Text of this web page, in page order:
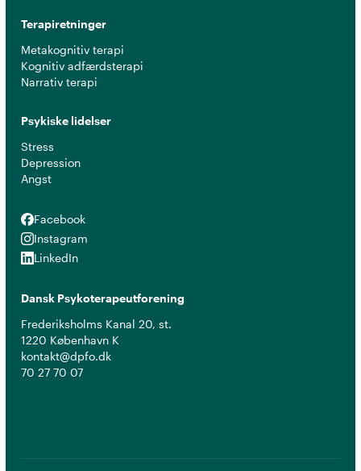
Terapiretninger
Metakognitiv terapi
Kognitiv adfærdsterapi
Narrativ terapi
Psykiske lidelser
Stress
Depression
Angst
Facebook
Facebook
Instagram
Instagram
LinkedIn
LinkedIn
Dansk Psykoterapeutforening
Frederiksholms Kanal 20, st.
1220 København K
kontakt@dpfo.dk
70 27 70 07